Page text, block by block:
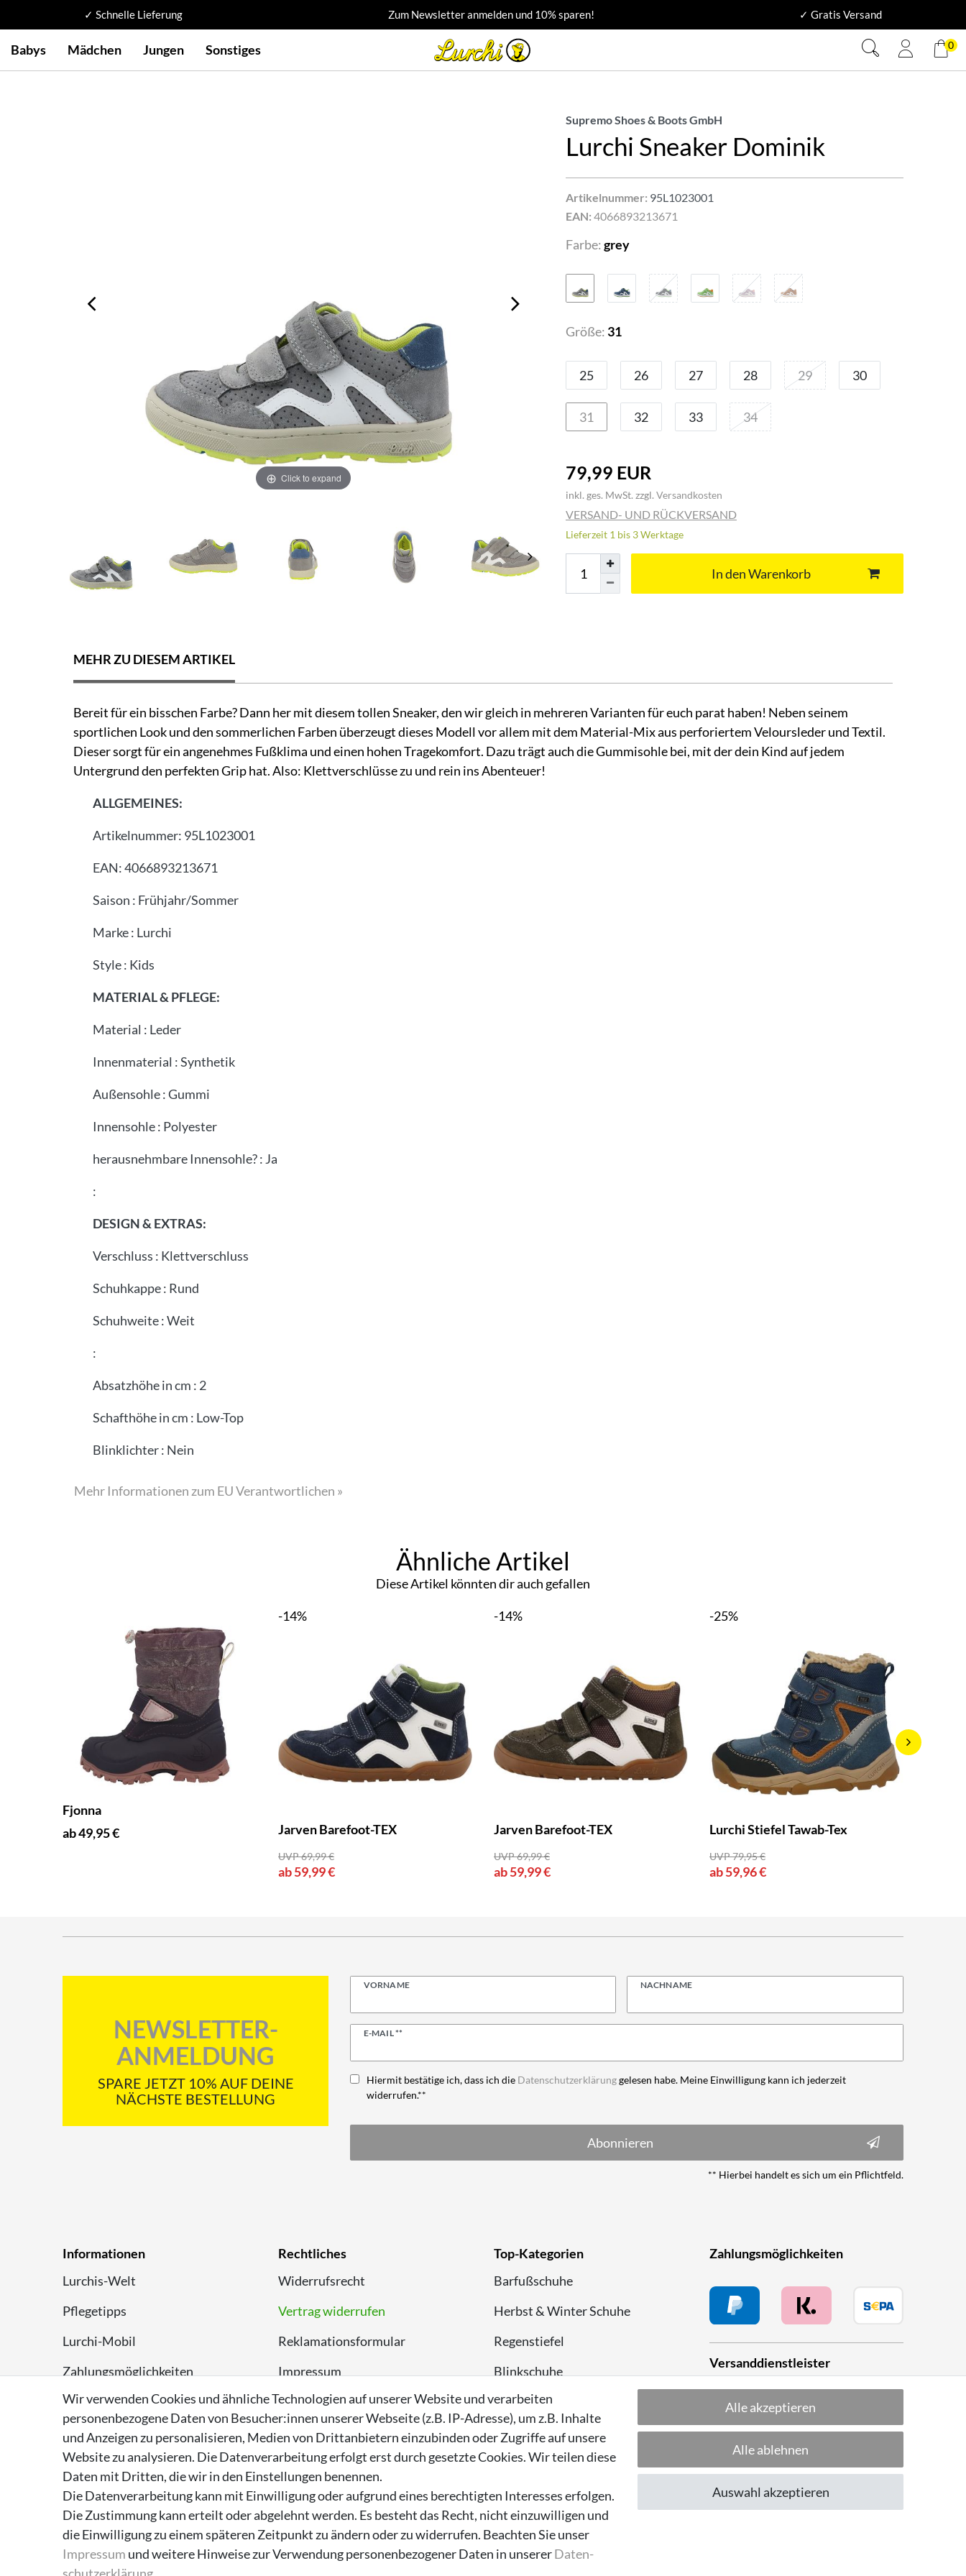
✓ Schnelle Lieferung Zum Newsletter anmelden und 10% sparen! ✓ Gratis Versand
Babys Mädchen Jungen Sonstiges 0
Click to expand
Supremo Shoes & Boots GmbH
Lurchi Sneaker Dominik
Artikelnummer: 95L1023001
EAN: 4066893213671
Farbe:grey
Größe: 31
25 26 27 28 29 30
31 32 33 34
79,99 EUR
inkl. ges. MwSt. zzgl. Versandkosten
VERSAND- UND RÜCKVERSAND
Lieferzeit 1 bis 3 Werktage
In den Warenkorb
MEHR ZU DIESEM ARTIKEL
Bereit für ein bisschen Farbe? Dann her mit diesem tollen Sneaker, den wir gleich in mehreren Varianten für euch parat haben! Neben seinem
sportlichen Look und den sommerlichen Farben überzeugt dieses Modell vor allem mit dem Material-Mix aus perforiertem Veloursleder und Textil.
Dieser sorgt für ein angenehmes Fußklima und einen hohen Tragekomfort. Dazu trägt auch die Gummisohle bei, mit der dein Kind auf jedem
Untergrund den perfekten Grip hat. Also: Klettverschlüsse zu und rein ins Abenteuer!
ALLGEMEINES:
Artikelnummer: 95L1023001
EAN:4066893213671
Saison : Frühjahr/Sommer
Marke: Lurchi
Style: Kids
MATERIAL & PFLEGE:
Material : Leder
Innenmaterial :Synthetik
Außensohle:Gummi
Innensohle: Polyester
herausnehmbare Innensohle?: Ja
:
DESIGN & EXTRAS:
Verschluss : Klettverschluss
Schuhkappe: Rund
Schuhweite:Weit
:
Absatzhöhe in cm : 2
Schafthöhe in cm : Low-Top
Blinklichter: Nein
Mehr Informationen zum EU Verantwortlichen »
Ähnliche Artikel
Diese Artikel könnten dir auch gefallen
Fjonna
ab 49,95 €
-14%
Jarven Barefoot-TEX
UVP 69,99 €
ab 59,99 €
-14%
Jarven Barefoot-TEX
UVP 69,99 €
ab 59,99 €
-25%
Lurchi Stiefel Tawab-Tex
UVP 79,95 €
ab 59,96 €
NEWSLETTER-
ANMELDUNG
SPARE JETZT 10% AUF DEINE
NÄCHSTE BESTELLUNG
VORNAME NACHNAME
E-MAIL **
Newsletter
Hiermit bestätige ich, dass ich die Daten­schutz­erklärunggelesen habe. Meine Einwilligung kann ich jederzeit
widerrufen.**
Abonnieren
** Hierbei handelt es sich um ein Pflichtfeld.
Informationen
Lurchis-Welt
Pflegetipps
Lurchi-Mobil
Zahlungsmöglichkeiten
Versand
Rückversand
Entsorgungshinweise
Über Supremo Shoes
Rechtliches
Widerrufsrecht
Vertrag widerrufen
Reklamationsformular
Impressum
Datenschutzerklärung
Top-Kategorien
Barfußschuhe
Herbst & Winter Schuhe
Regenstiefel
Blinkschuhe
Schnneestiefel
Wasserdichte Kinderschuhe
Sneaker
Lauflernschuhe
Zahlungsmöglichkeiten
Versanddienstleister
Folge uns!
Wir verwenden Cookies und ähnliche Technologien auf unserer Website und verarbeiten
personenbezogene Daten von Besucher:innen unserer Webseite (z.B. IP-Adresse), um z.B. Inhalte
und Anzeigen zu personalisieren, Medien von Drittanbietern einzubinden oder Zugriffe auf unsere
Website zu analysieren. Die Datenverarbeitung erfolgt erst durch gesetzte Cookies. Wir teilen diese
Daten mit Dritten, die wir in den Einstellungen benennen.
Die Datenverarbeitung kann mit Einwilligung oder aufgrund eines berechtigten Interesses erfolgen.
Die Zustimmung kann erteilt oder abgelehnt werden. Es besteht das Recht, nicht einzuwilligen und
die Einwilligung zu einem späteren Zeitpunkt zu ändern oder zu widerrufen. Beachten Sie unser
Impressum und weitere Hinweise zur Verwendung personenbezogener Daten in unsererDaten­
Alle akzeptieren
Alle ablehnen
Auswahl akzeptieren